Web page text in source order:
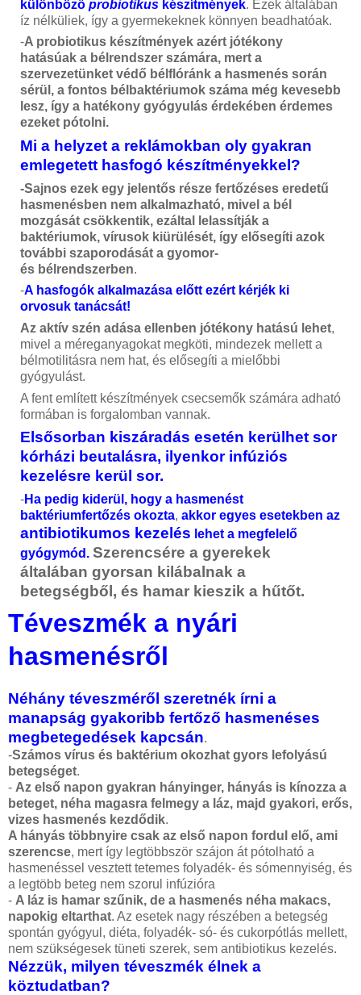
különböző probiotikus készítmények. Ezek általában
íz nélküliek, így a gyermekeknek könnyen beadhatóak.
-A probiotikus készítmények azért jótékony
hatásúak a bélrendszer számára, mert a
szervezetünket védő bélflóránk a hasmenés során
sérül, a fontos bélbaktériumok száma még kevesebb
lesz, így a hatékony gyógyulás érdekében érdemes
ezeket pótolni.
Mi a helyzet a reklámokban oly gyakran
emlegetett hasfogó készítményekkel?
-Sajnos ezek egy jelentős része fertőzéses eredetű
hasmenésben nem alkalmazható, mivel a bél
mozgását csökkentik, ezáltal lelassítják a
baktériumok, vírusok kiürülését, így elősegíti azok
további szaporodását a gyomor-
és bélrendszerben.
-A hasfogók alkalmazása előtt ezért kérjék ki
orvosuk tanácsát!
Az aktív szén adása ellenben jótékony hatású lehet,
mivel a méreganyagokat megköti, mindezek mellett a
bélmotilitásra nem hat, és elősegíti a mielőbbi
gyógyulást.
A fent említett készítmények csecsemők számára adható
formában is forgalomban vannak.
Elsősorban kiszáradás esetén kerülhet sor
kórházi beutalásra, ilyenkor infúziós
kezelésre kerül sor.
-Ha pedig kiderül, hogy a hasmenést
baktériumfertőzés okozta, akkor egyes esetekben az
antibiotikumos kezelés lehet a megfelelő
gyógymód. Szerencsére a gyerekek
általában gyorsan kilábalnak a
betegségből, és hamar kieszik a hűtőt.
Téveszmék a nyári
hasmenésről
Néhány téveszméről szeretnék írni a
manapság gyakoribb fertőző hasmenéses
megbetegedések kapcsán.
-Számos vírus és baktérium okozhat gyors lefolyású
betegséget.
- Az első napon gyakran hányinger, hányás is kínozza a
beteget, néha magasra felmegy a láz, majd gyakori, erős,
vizes hasmenés kezdődik.
A hányás többnyire csak az első napon fordul elő, ami
szerencse, mert így legtöbbször szájon át pótolható a
hasmenéssel vesztett tetemes folyadék- és sómennyiség, és
a legtöbb beteg nem szorul infúzióra
- A láz is hamar szűnik, de a hasmenés néha makacs,
napokig eltarthat. Az esetek nagy részében a betegség
spontán gyógyul, diéta, folyadék- só- és cukorpótlás mellett,
nem szükségesek tüneti szerek, sem antibiotikus kezelés.
Nézzük, milyen téveszmék élnek a
köztudatban?